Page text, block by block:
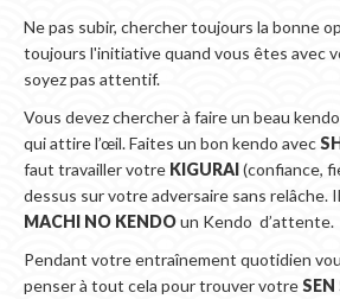
Ne pas subir, chercher toujours la bonne
toujours l'initiative quand vous êtes avec
soyez pas attentif.
Vous devez chercher à faire un beau
qui attire l’œil. Faites un bon kendo avec
faut travailler votre KIGURAI(confiance,
dessus sur votre adversaire sans relâche.
MACHI NO KENDOun Kendo d’attente.
Pendant votre entraînement quotidien
penser à tout cela pour trouver votreSEN